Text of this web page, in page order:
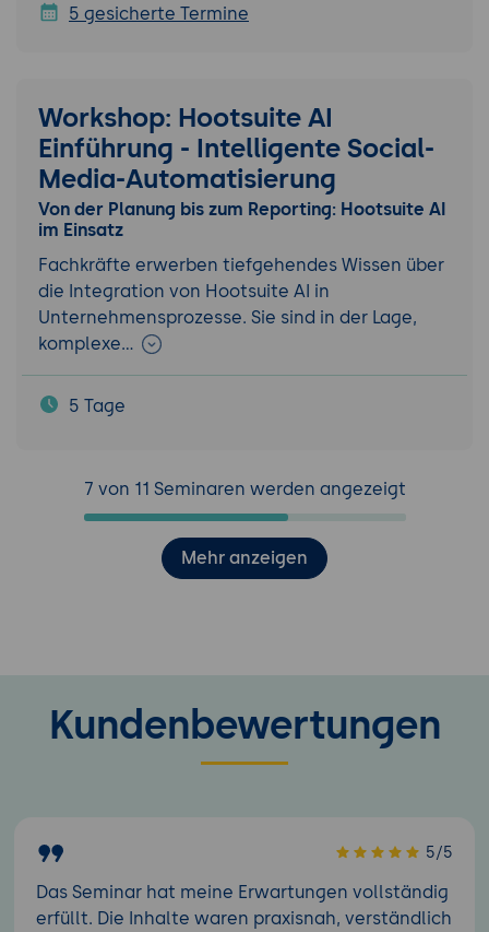
5 gesicherte Termine
Workshop: Hootsuite AI
Einführung - Intelligente Social-
Media-Automatisierung
Von der Planung bis zum Reporting: Hootsuite AI
im Einsatz
Fachkräfte erwerben tiefgehendes Wissen über
die Integration von Hootsuite AI in
Unternehmensprozesse. Sie sind in der Lage,
komplexe…
5 Tage
7 von 11 Seminaren werden angezeigt
Mehr anzeigen
Kundenbewertungen
5/5
Das Seminar hat meine Erwartungen vollständig
erfüllt. Die Inhalte waren praxisnah, verständlich